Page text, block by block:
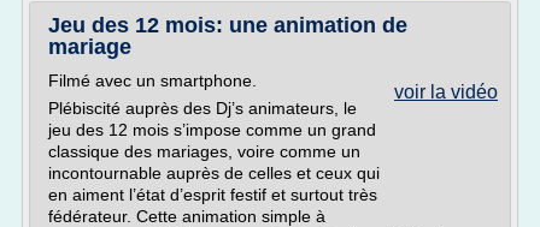
Jeu des 12 mois: une animation de
mariage
voir la vidéo
Filmé avec un smartphone.
Plébiscité auprès des Dj’s animateurs, le
jeu des 12 mois s’impose comme un grand
classique des mariages, voire comme un
incontournable auprès de celles et ceux qui
en aiment l’état d’esprit festif et surtout très
fédérateur. Cette animation simple à